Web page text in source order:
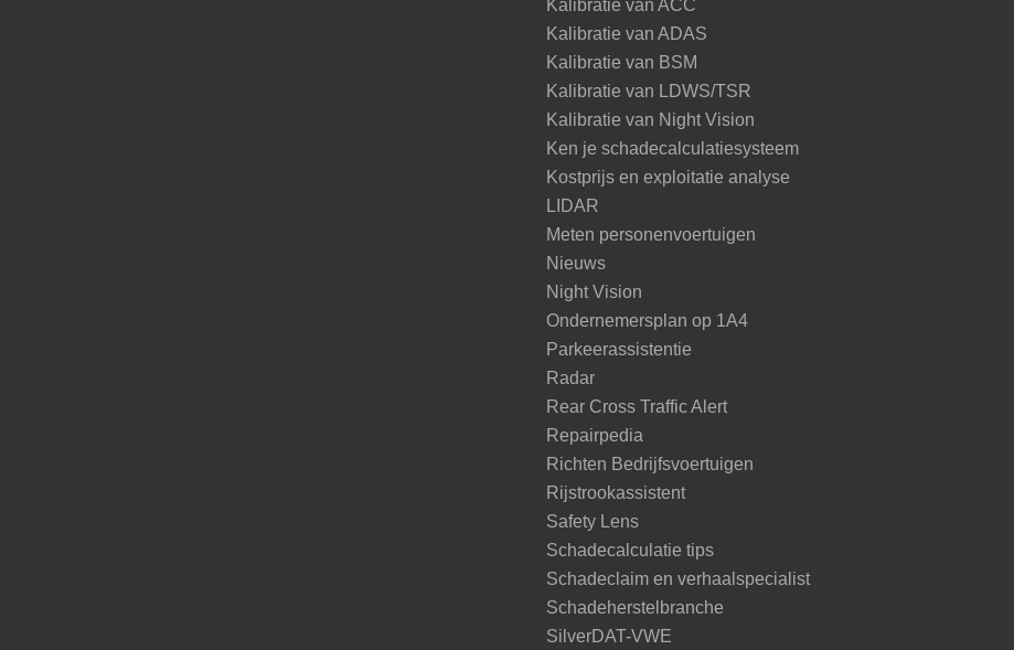
Kalibratie van ACC
Kalibratie van ADAS
Kalibratie van BSM
Kalibratie van LDWS/TSR
Kalibratie van Night Vision
Ken je schadecalculatiesysteem
Kostprijs en exploitatie analyse
LIDAR
Meten personenvoertuigen
Nieuws
Night Vision
Ondernemersplan op 1A4
Parkeerassistentie
Radar
Rear Cross Traffic Alert
Repairpedia
Richten Bedrijfsvoertuigen
Rijstrookassistent
Safety Lens
Schadecalculatie tips
Schadeclaim en verhaalspecialist
Schadeherstelbranche
SilverDAT-VWE